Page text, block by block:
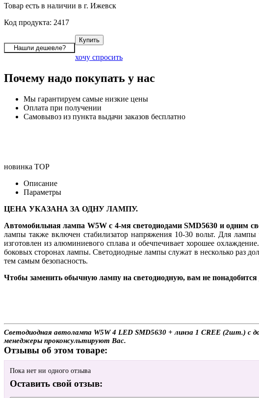
Товар есть в наличии в г. Ижевск
Код продукта: 2417
хочу спросить
Почему надо покупать у нас
Мы гарантируем самые низкие цены
Оплата при получении
Самовывоз из пункта выдачи заказов бесплатно
новинка TOP
Описание
Параметры
ЦЕНА УКАЗАНА ЗА ОДНУ ЛАМПУ.
Автомобильная лампа W5W с 4-мя светодиодами SMD5630 и одним
лампы также включен стабилизатор напряжения 10-30 вольт. Для
изготовлен из алюминиевого сплава и обечпечивает хорошее
боковых сторонах лампы. Светодиодные лампы служат в несколько раз
тем самым безопасность.
Чтобы заменить обычную лампу на светодиодную, вам не
Светодиодная автолампа W5W 4 LED SMD5630 + линза 1 CREE (2шт.) с
менеджеры проконсультируют Вас.
Отзывы об этом товаре:
Пока нет ни одного отзыва
Оставить свой отзыв: